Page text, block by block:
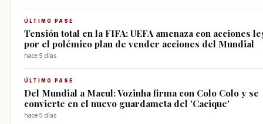
ÚLTIMO PASE
Tensión total en la FIFA: UEFA amenaza con acciones
por el polémico plan de vender acciones del Mundial
hace 5 días
ÚLTIMO PASE
Del Mundial a Macul: Vozinha firma con Colo Colo y se
convierte en el nuevo guardameta del 'Cacique'
hace 5 días